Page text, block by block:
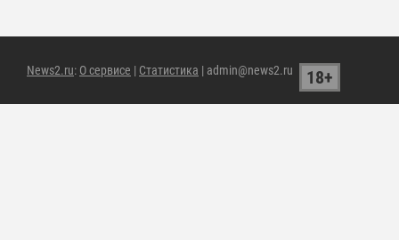
News2.ru: О сервисе | Статистика | admin@news2.ru 18+